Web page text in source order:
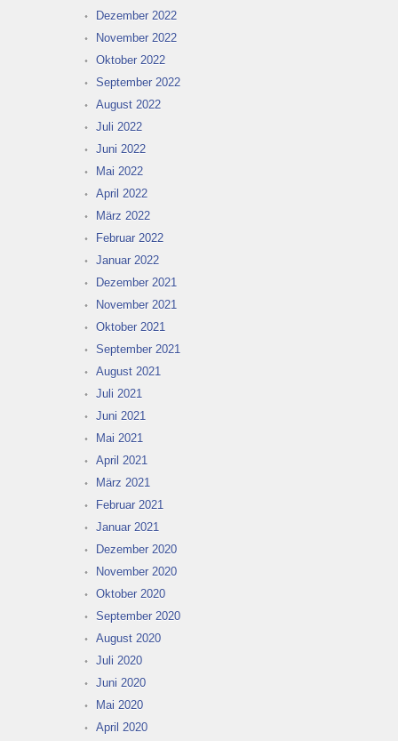
Dezember 2022
November 2022
Oktober 2022
September 2022
August 2022
Juli 2022
Juni 2022
Mai 2022
April 2022
März 2022
Februar 2022
Januar 2022
Dezember 2021
November 2021
Oktober 2021
September 2021
August 2021
Juli 2021
Juni 2021
Mai 2021
April 2021
März 2021
Februar 2021
Januar 2021
Dezember 2020
November 2020
Oktober 2020
September 2020
August 2020
Juli 2020
Juni 2020
Mai 2020
April 2020